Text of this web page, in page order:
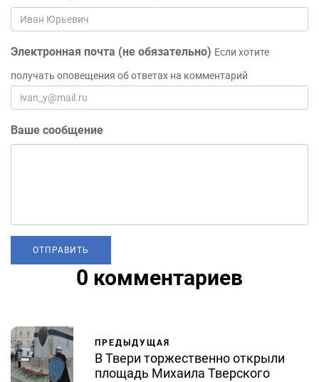
Электронная почта (не обязательно) Если хотите
получать оповещения об ответах на комментарий
Ваше сообщение
0 комментариев
ПРЕДЫДУЩАЯ
В Твери торжественно открыли
площадь Михаила Тверского